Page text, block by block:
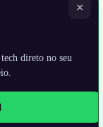
×
direto no seu